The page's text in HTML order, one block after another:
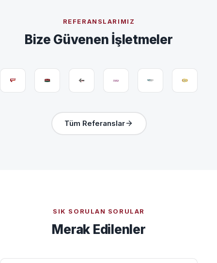
REFERANSLARIMIZ
Bize Güvenen İşletmeler
Tüm Referanslar
SIK SORULAN SORULAR
Merak Edilenler